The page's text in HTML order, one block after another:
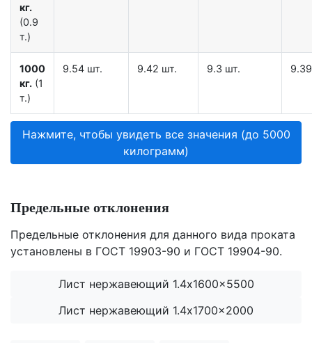
кг.
(0.9
т.)
1000
кг. (1
т.)
9.54 шт. 9.42 шт. 9.3 шт.
Нажмите, чтобы увидеть все значения (до 5000
килограмм)
Предельные отклонения
Предельные отклонения для данного вида проката
установлены в ГОСТ 19903-90 и ГОСТ 19904-90.
Лист нержавеющий 1.4x1600x5500
Лист нержавеющий 1.4x1700x2000